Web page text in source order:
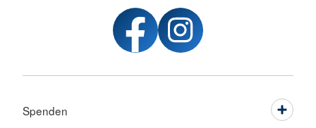
Spenden